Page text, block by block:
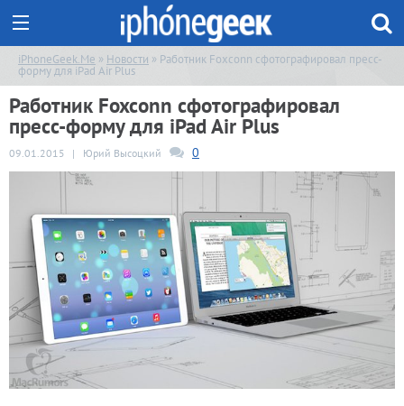
iPhoneGeek.Me » Новости » Работник Foxconn сфотографировал пресс-
форму для iPad Air Plus
Работник Foxconn сфотографировал
пресс-форму для iPad Air Plus
09.01.2015 | Юрий Высоцкий 0